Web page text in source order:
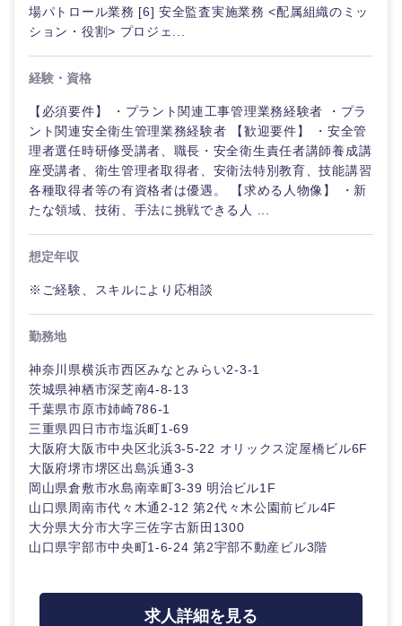
近畿地方
滋賀県 京都府
大阪府
奈良県 和歌山県
場パトロール業務 [6] 安全監査実施業務 <配属組織のミッ
ション・役割> プロジェ...
経験・資格
【必須要件】 ・プラント関連工事管理業務経験者 ・プラ
ント関連安全衛生管理業務経験者 【歓迎要件】 ・安全管
理者選任時研修受講者、職長・安全衛生責任者講師養成講
座受講者、衛生管理者取得者、安衛法特別教育、技能講習
各種取得者等の有資格者は優遇。 【求める人物像】 ・新
たな領域、技術、手法に挑戦できる人 ...
想定年収
※ご経験、スキルにより応相談
勤務地
神奈川県横浜市西区みなとみらい2-3-1
茨城県神栖市深芝南4-8-13
千葉県市原市姉崎786-1
三重県四日市市塩浜町1-69
大阪府大阪市中央区北浜3-5-22 オリックス淀屋橋ビル6F
大阪府堺市堺区出島浜通3-3
岡山県倉敷市水島南幸町3-39 明治ビル1F
山口県周南市代々木通2-12 第2代々木公園前ビル4F
大分県大分市大字三佐字古新田1300
山口県宇部市中央町1-6-24 第2宇部不動産ビル3階
求人詳細を見る